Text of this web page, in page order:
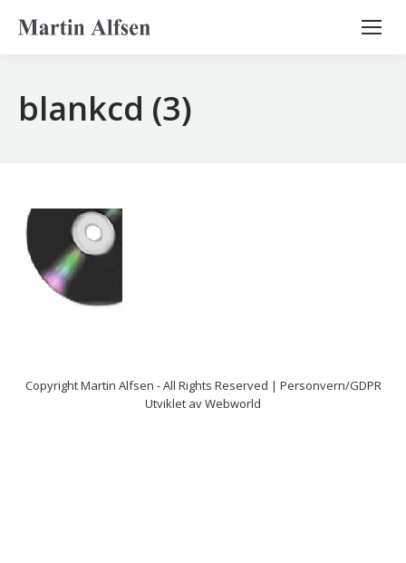
Search:
blankcd (3)
CopyrightMartin Alfsen - All Rights Reserved | Personvern/GDPR
Utviklet avWebworld